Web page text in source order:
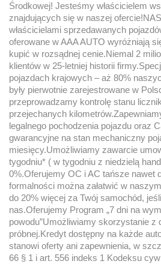
Środkowej! Jesteśmy właścicielem
znajdujących się w naszej
właścicielami sprzedawanych
oferowane w AAA AUTO wyróżniają
kupić w rozsądnej cenie.Niemal 2
klientów w 25-letniej historii
pojazdach krajowych – aż 80%
były pierwotnie zarejestrowane w
przeprowadzamy kontrolę stanu
przejechanych
legalnego pochodzenia pojazdu oraz
gwarancyjne na stan mechaniczny
miesięcy.Umożliwiamy zawarcie
tygodniu* ( w tygodniu z niedzielą
0%.Oferujemy OC i AC tańsze nawet
formalności można załatwić w
do 20% więcej za Twój samochód,
nas.Oferujemy Program „7 dni na
powodu”Umożliwiamy skorzystanie z
próbnej.Kredyt dostępny na każde
stanowi oferty ani zapewnienia, w
66 § 1 i art. 556 indeks 1 Kodeksu